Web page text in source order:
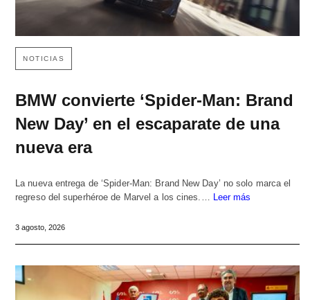
NOTICIAS
BMW convierte ‘Spider-Man: Brand
New Day’ en el escaparate de una
nueva era
La nueva entrega de ‘Spider-Man: Brand New Day’ no solo marca el
regreso del superhéroe de Marvel a los cines.… Leer más
3 agosto, 2026